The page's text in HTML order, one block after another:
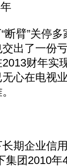
臂”关停多
出了一份
财年实
心在电视
企业信用
集团2010